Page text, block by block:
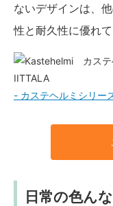
ないデザインは、
性と耐久性に優れ
- カステヘルミシリー
日常の色ん